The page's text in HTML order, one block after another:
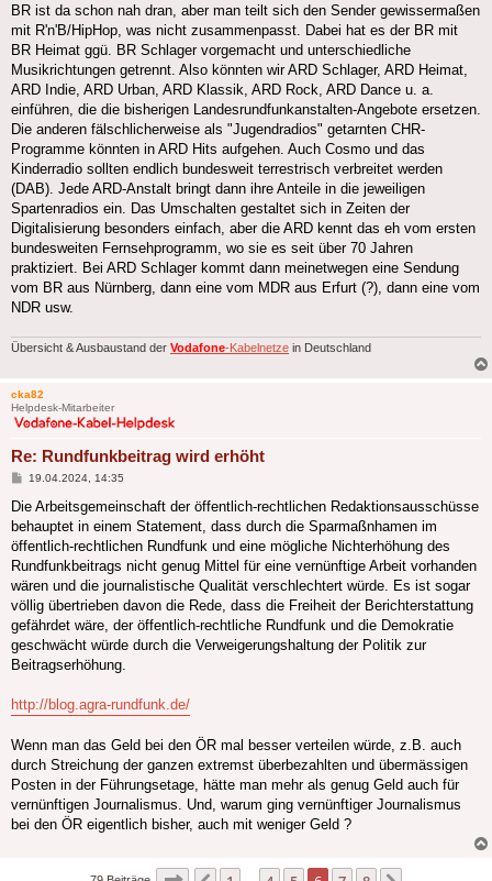
BR ist da schon nah dran, aber man teilt sich den Sender gewissermaßen
mit R'n'B/HipHop, was nicht zusammenpasst. Dabei hat es der BR mit
BR Heimat ggü. BR Schlager vorgemacht und unterschiedliche
Musikrichtungen getrennt. Also könnten wir ARD Schlager, ARD Heimat,
ARD Indie, ARD Urban, ARD Klassik, ARD Rock, ARD Dance u. a.
einführen, die die bisherigen Landesrundfunkanstalten-Angebote ersetzen.
Die anderen fälschlicherweise als "Jugendradios" getarnten CHR-
Programme könnten in ARD Hits aufgehen. Auch Cosmo und das
Kinderradio sollten endlich bundesweit terrestrisch verbreitet werden
(DAB). Jede ARD-Anstalt bringt dann ihre Anteile in die jeweiligen
Spartenradios ein. Das Umschalten gestaltet sich in Zeiten der
Digitalisierung besonders einfach, aber die ARD kennt das eh vom ersten
bundesweiten Fernsehprogramm, wo sie es seit über 70 Jahren
praktiziert. Bei ARD Schlager kommt dann meinetwegen eine Sendung
vom BR aus Nürnberg, dann eine vom MDR aus Erfurt (?), dann eine vom
NDR usw.
Übersicht & Ausbaustand der Vodafone-Kabelnetze in Deutschland
cka82
Helpdesk-Mitarbeiter
Re: Rundfunkbeitrag wird erhöht
Beitrag
19.04.2024, 14:35
Die Arbeitsgemeinschaft der öffentlich-rechtlichen Redaktionsausschüsse
behauptet in einem Statement, dass durch die Sparmaßnhamen im
öffentlich-rechtlichen Rundfunk und eine mögliche Nichterhöhung des
Rundfunkbeitrags nicht genug Mittel für eine vernünftige Arbeit vorhanden
wären und die journalistische Qualität verschlechtert würde. Es ist sogar
völlig übertrieben davon die Rede, dass die Freiheit der Berichterstattung
gefährdet wäre, der öffentlich-rechtliche Rundfunk und die Demokratie
geschwächt würde durch die Verweigerungshaltung der Politik zur
Beitragserhöhung.
http://blog.agra-rundfunk.de/
Wenn man das Geld bei den ÖR mal besser verteilen würde, z.B. auch
durch Streichung der ganzen extremst überbezahlten und übermässigen
Posten in der Führungsetage, hätte man mehr als genug Geld auch für
vernünftigen Journalismus. Und, warum ging vernünftiger Journalismus
bei den ÖR eigentlich bisher, auch mit weniger Geld ?